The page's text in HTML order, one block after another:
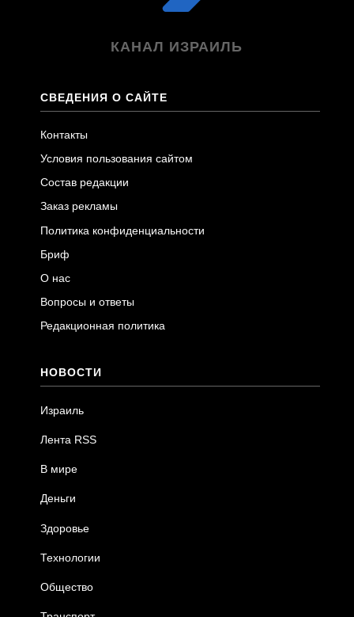
КАНАЛ ИЗРАИЛЬ
СВЕДЕНИЯ О САЙТЕ
Контакты
Условия пользования сайтом
Состав редакции
Заказ рекламы
Политика конфиденциальности
Бриф
О нас
Вопросы и ответы
Редакционная политика
НОВОСТИ
Израиль
Лента RSS
В мире
Деньги
Здоровье
Технологии
Общество